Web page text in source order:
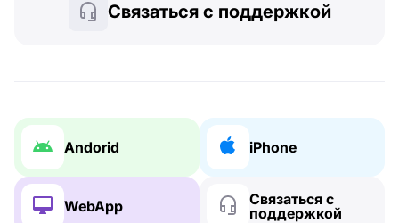
Связаться с поддержкой
Andorid iPhone
WebApp
Связаться с
поддержкой